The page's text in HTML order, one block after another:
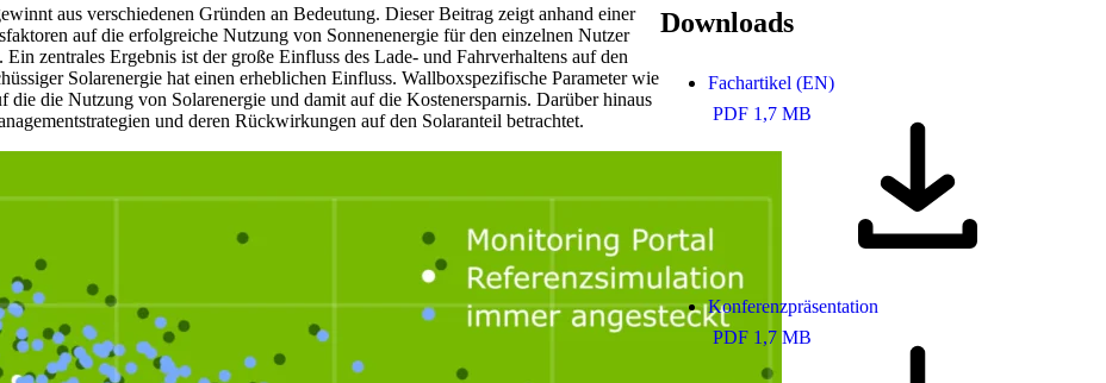
aus verschiedenen Gründen an Bedeutung. Dieser Beitrag zeigt anhand einer
auf die erfolgreiche Nutzung von Sonnenenergie für den einzelnen Nutzer
zentrales Ergebnis ist der große Einfluss des Lade- und Fahrverhaltens auf den
Solarenergie hat einen erheblichen Einfluss. Wallboxspezifische Parameter wie
die Nutzung von Solarenergie und damit auf die Kostenersparnis. Darüber hinaus
und deren Rückwirkungen auf den Solaranteil betrachtet.
Downloads
Fachartikel (EN)
PDF 1,7 MB
Konferenzpräsentation
PDF 1,7 MB